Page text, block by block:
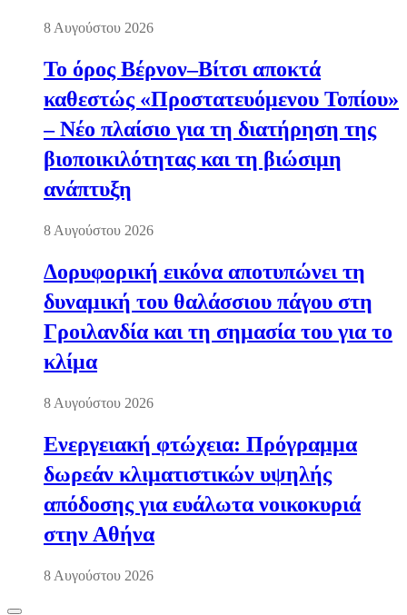
8 Αυγούστου 2026
Το όρος Βέρνον–Βίτσι αποκτά
καθεστώς «Προστατευόμενου Τοπίου»
– Νέο πλαίσιο για τη διατήρηση της
βιοποικιλότητας και τη βιώσιμη
ανάπτυξη
8 Αυγούστου 2026
Δορυφορική εικόνα αποτυπώνει τη
δυναμική του θαλάσσιου πάγου στη
Γροιλανδία και τη σημασία του για το
κλίμα
8 Αυγούστου 2026
Ενεργειακή φτώχεια: Πρόγραμμα
δωρεάν κλιματιστικών υψηλής
απόδοσης για ευάλωτα νοικοκυριά
στην Αθήνα
8 Αυγούστου 2026